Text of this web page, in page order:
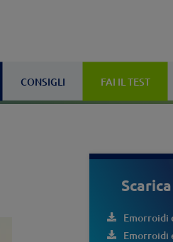
CONSIGLI FAI IL TEST
Emorroidi
Emorroidi